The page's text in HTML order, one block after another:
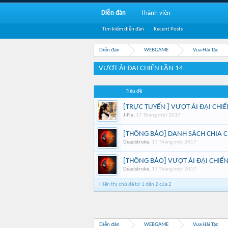
Diễn đàn WEBGAME Vua Hải Tặc
VƯỢT ẢI ĐẠI CHIẾN LẦN 14
Tiêu đề
[TRỰC TUYẾN ] VƯỢT ẢI ĐẠI
J-Fla, 17 Tháng một 2017
[THÔNG BÁO] DANH SÁCH CHIA
Deadstroke, 17 Tháng một 2017
[THÔNG BÁO] VƯỢT ẢI ĐẠI
Deadstroke, 17 Tháng một 2017
Hiển thị chủ đề từ 1 đến 2 của 2
Diễn đàn WEBGAME Vua Hải Tặc
Diễn đàn
Tìm kiếm diễn đàn Recent Posts
Thành viên